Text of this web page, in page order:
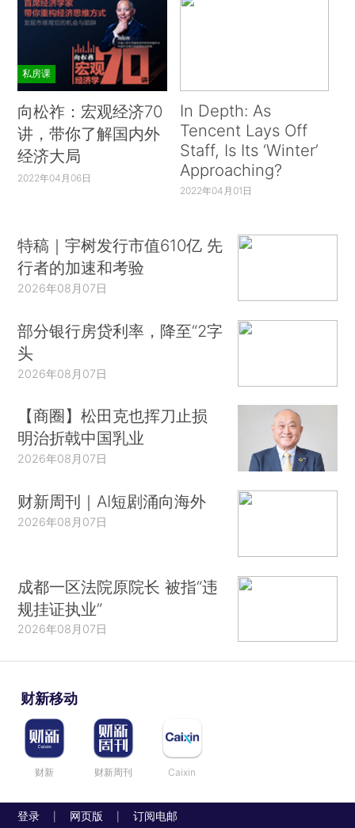
私房课
向松祚：宏观经济70
讲，带你了解国内外
经济大局
2022年04月06日
In Depth: As
Tencent Lays Off
Staff, Is Its ‘Winter’
Approaching?
2022年04月01日
特稿｜宇树发行市值610亿 先
行者的加速和考验
2026年08月07日
部分银行房贷利率，降至“2字
头
2026年08月07日
【商圈】松田克也挥刀止损
明治折戟中国乳业
2026年08月07日
财新周刊｜AI短剧涌向海外
2026年08月07日
成都一区法院原院长 被指“违
规挂证执业”
2026年08月07日
财新移动
财新 财新周刊 Caixin
登录 网页版 订阅电邮